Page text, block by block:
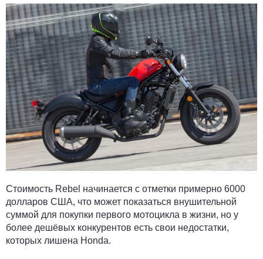
Стоимость Rebel начинается с отметки примерно 6000
долларов США, что может показаться внушительной
суммой для покупки первого мотоцикла в жизни, но у
более дешёвых конкурентов есть свои недостатки,
которых лишена Honda.